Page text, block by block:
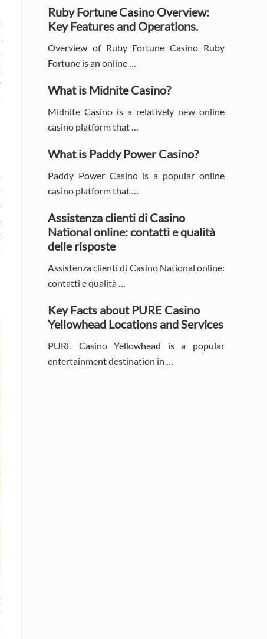
Sidebar
Ruby Fortune Casino Overview:
Key Features and Operations.
Overview of Ruby Fortune Casino Ruby
Fortune is an online …
What is Midnite Casino?
Midnite Casino is a relatively new online
casino platform that …
What is Paddy Power Casino?
Paddy Power Casino is a popular online
casino platform that …
Assistenza clienti di Casino
National online: contatti e qualità
delle risposte
Assistenza clienti di Casino National online:
contatti e qualità …
Key Facts about PURE Casino
Yellowhead Locations and Services
PURE Casino Yellowhead is a popular
entertainment destination in …